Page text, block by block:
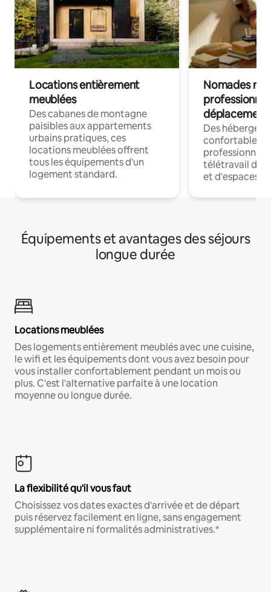
Locations entièrement
meublées
Des cabanes de montagne
paisibles aux appartements
urbains pratiques, ces
locations meublées offrent
tous les équipements d'un
logement standard.
Nomades
déplacement
Des
confortables
professionnels
télétravail
et d'espaces
Équipements et avantages des séjours
longue durée
Locations meublées
Des logements entièrement meublés avec une cuisine,
le wifi et les équipements dont vous avez besoin pour
vous installer confortablement pendant un mois ou
plus. C'est l'alternative parfaite à une location
moyenne ou longue durée.
La flexibilité qu'il vous faut
Choisissez vos dates exactes d'arrivée et de départ
puis réservez facilement en ligne, sans engagement
supplémentaire ni formalités administratives.*